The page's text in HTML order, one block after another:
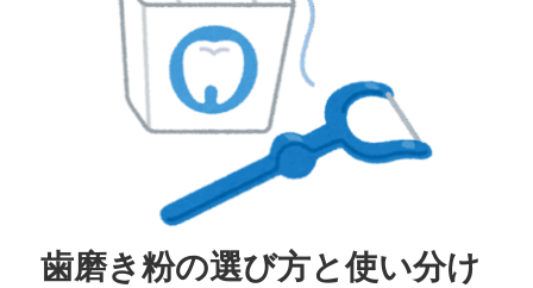
歯磨き粉の選び方と使い分け